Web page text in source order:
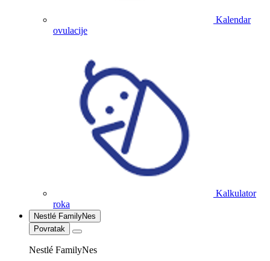
Kalendar
ovulacije
Kalkulator
roka
Nestlé FamilyNes
Povratak
Nestlé FamilyNes